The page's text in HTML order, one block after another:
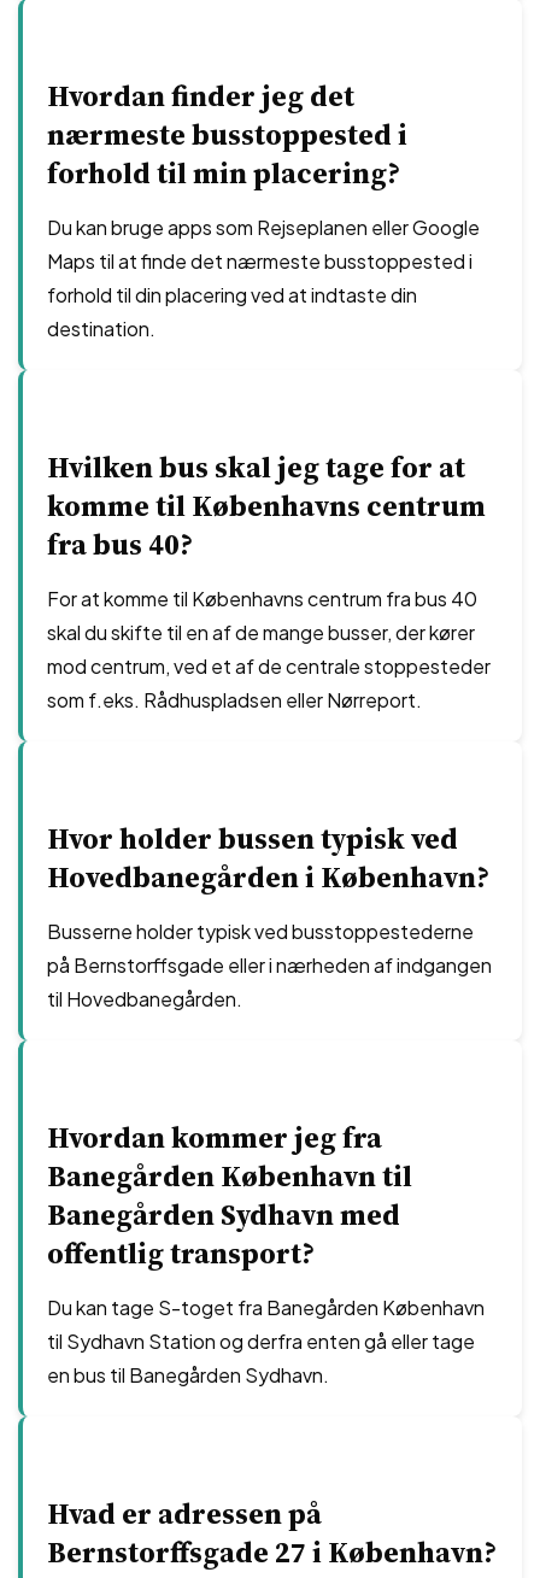
Hvordan finder jeg det
nærmeste busstoppested i
forhold til min placering?
Du kan bruge apps som Rejseplanen eller Google
Maps til at finde det nærmeste busstoppested i
forhold til din placering ved at indtaste din
destination.
Hvilken bus skal jeg tage for at
komme til Københavns centrum
fra bus 40?
For at komme til Københavns centrum fra bus 40
skal du skifte til en af de mange busser, der kører
mod centrum, ved et af de centrale stoppesteder
som f.eks. Rådhuspladsen eller Nørreport.
Hvor holder bussen typisk ved
Hovedbanegården i København?
Busserne holder typisk ved busstoppestederne
på Bernstorffsgade eller i nærheden af indgangen
til Hovedbanegården.
Hvordan kommer jeg fra
Banegården København til
Banegården Sydhavn med
offentlig transport?
Du kan tage S-toget fra Banegården København
til Sydhavn Station og derfra enten gå eller tage
en bus til Banegården Sydhavn.
Hvad er adressen på
Bernstorffsgade 27 i København?